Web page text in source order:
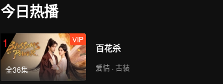
今日热播
1
全36集
VIP
百花杀
爱情 · 古装